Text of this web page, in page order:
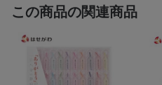
この商品の関連商品